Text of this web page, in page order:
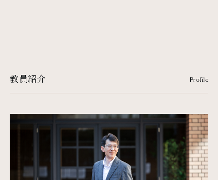
教員紹介 Profile